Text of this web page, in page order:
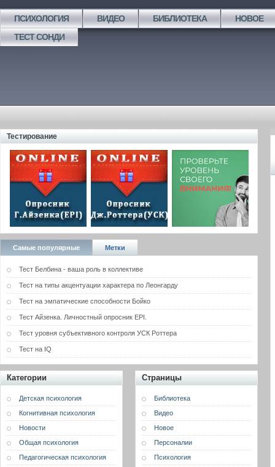
ПСИХОЛОГИЯ ВИДЕО БИБЛИОТЕКА
НОВОЕ
ТЕСТ СОНДИ
Тестирование
Самые популярные Метки
Тест Белбина - ваша роль в коллективе
Тест на типы акцентуации характера по Леонгарду
Тест на эмпатические способности Бойко
Тест Айзенка. Личностный опросник EPI.
Тест уровня субъективного контроля УСК Роттера
Тест на IQ
Категории
Детская психология
Когнитивная психология
Новости
Общая психология
Педагогическая психология
Страницы
Библиотека
Видео
Новое
Персоналии
Психология